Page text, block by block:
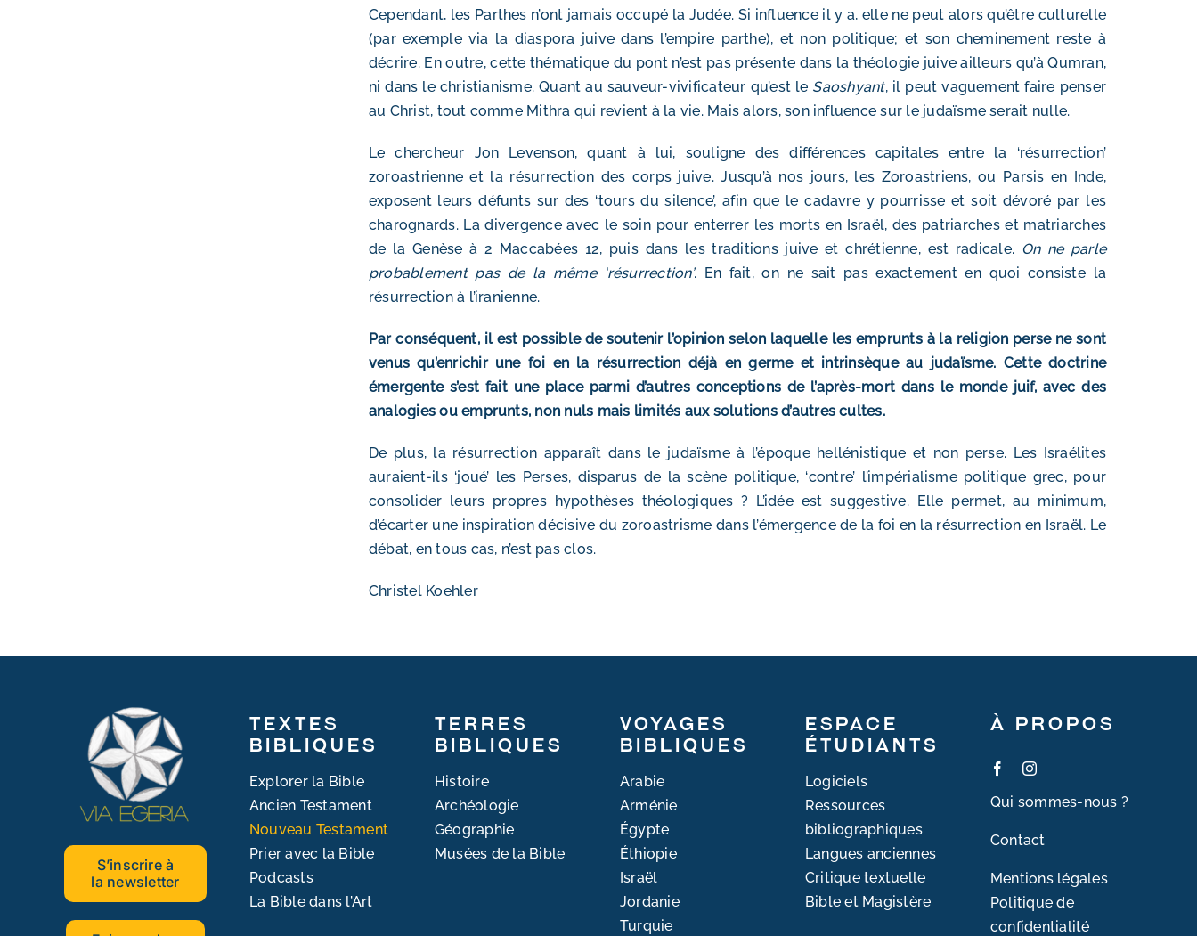
Cependant, les Parthes n’ont jamais occupé la Judée. Si influence il y a, elle ne peut alors qu’être culturelle
(par exemple via la diaspora juive dans l’empire parthe), et non politique; et son cheminement reste à
décrire. En outre, cette thématique du pont n’est pas présente dans la théologie juive ailleurs qu’à Qumran,
ni dans le christianisme. Quant au sauveur-vivificateur qu’est le Saoshyant, il peut vaguement faire penser
au Christ, tout comme Mithra qui revient à la vie. Mais alors, son influence sur le judaïsme serait nulle.
Le chercheur Jon Levenson, quant à lui, souligne des différences capitales entre la ‘résurrection’
zoroastrienne et la résurrection des corps juive. Jusqu’à nos jours, les Zoroastriens, ou Parsis en Inde,
exposent leurs défunts sur des ‘tours du silence’, afin que le cadavre y pourrisse et soit dévoré par les
charognards. La divergence avec le soin pour enterrer les morts en Israël, des patriarches et matriarches
de la Genèse à 2 Maccabées 12, puis dans les traditions juive et chrétienne, est radicale. On ne parle
probablement pas de la même ‘résurrection’. En fait, on ne sait pas exactement en quoi consiste la
résurrection à l’iranienne.
Par conséquent, il est possible de soutenir l’opinion selon laquelle les emprunts à la religion perse ne sont
venus qu’enrichir une foi en la résurrection déjà en germe et intrinsèque au judaïsme. Cette doctrine
émergente s’est fait une place parmi d’autres conceptions de l’après-mort dans le monde juif, avec des
analogies ou emprunts, non nuls mais limités aux solutions d’autres cultes.
De plus, la résurrection apparaît dans le judaïsme à l’époque hellénistique et non perse. Les Israélites
auraient-ils ‘joué’ les Perses, disparus de la scène politique, ‘contre’ l’impérialisme politique grec, pour
consolider leurs propres hypothèses théologiques ? L’idée est suggestive. Elle permet, au minimum,
d’écarter une inspiration décisive du zoroastrisme dans l’émergence de la foi en la résurrection en Israël. Le
débat, en tous cas, n’est pas clos.
Christel Koehler
S’inscrire à
la newsletter
Textes
bibliques
Explorer la Bible
Ancien Testament
Nouveau Testament
Prier avec la Bible
Podcasts
La Bible dans l’Art
Terres
bibliques
Histoire
Archéologie
Géographie
Musées de la Bible
Voyages
bibliques
Arabie
Arménie
Égypte
Éthiopie
Israël
Jordanie
Turquie
Espace
étudiants
Logiciels
Ressources
bibliographiques
Langues anciennes
Critique textuelle
Bible et Magistère
À propos
Qui sommes-nous ?
Contact
Mentions légales
Politique de
confidentialité